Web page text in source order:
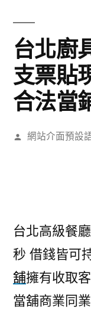
台北廚
支票貼
合法當
作
網站介面預設
台北高級餐
秒 借錢皆可
舖擁有收取
當舖商業同